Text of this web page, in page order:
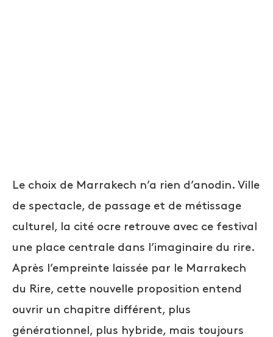
Le choix de Marrakech n’a rien d’anodin. Ville
de spectacle, de passage et de métissage
culturel, la cité ocre retrouve avec ce festival
une place centrale dans l’imaginaire du rire.
Après l’empreinte laissée par le Marrakech
du Rire, cette nouvelle proposition entend
ouvrir un chapitre différent, plus
générationnel, plus hybride, mais toujours